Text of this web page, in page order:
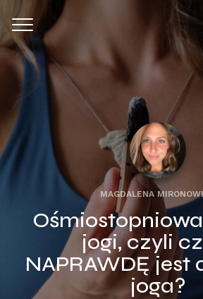
MAGDALENA
jogi, czyli
NAPRAWDĘ jest
joga?